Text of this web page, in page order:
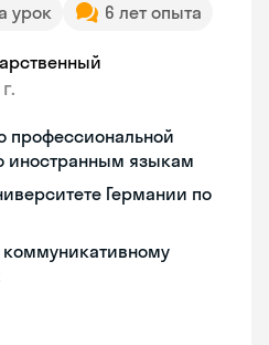
урок 6 лет опыта
профессиональной
иностранным языкам
Германии по